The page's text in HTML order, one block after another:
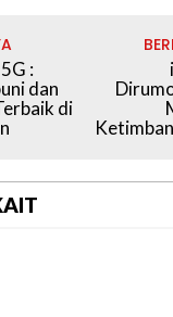
:
dan
di